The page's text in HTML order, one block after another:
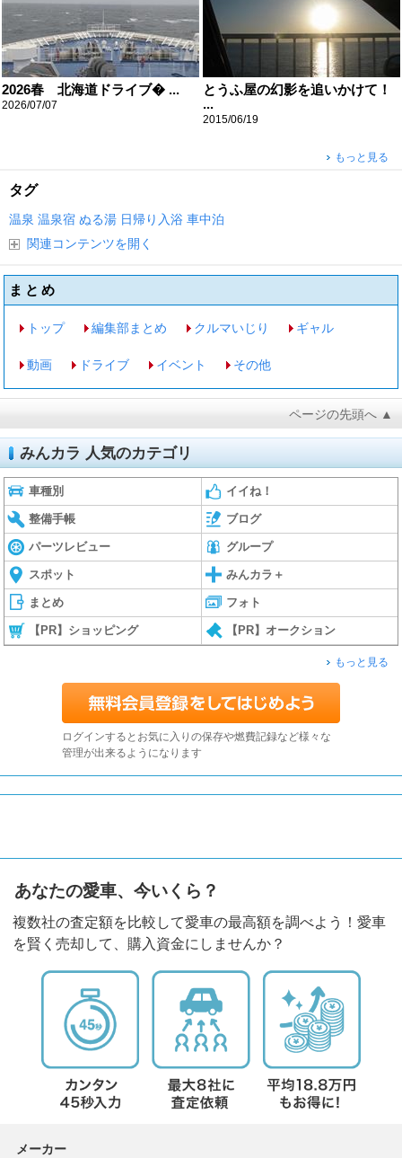
2026春 北海道ドライブ� ...
2026/07/07
とうふ屋の幻影を追いかけて！
...
2015/06/19
もっと見る
タグ
温泉 温泉宿 ぬる湯 日帰り入浴 車中泊
関連コンテンツを開く
まとめ
トップ 編集部まとめ クルマいじり ギャル
動画 ドライブ イベント その他
ページの先頭へ ▲
みんカラ 人気のカテゴリ
車種別 イイね！
整備手帳 ブログ
パーツレビュー グループ
スポット みんカラ＋
まとめ フォト
【PR】ショッピング 【PR】オークション
もっと見る
ログインするとお気に入りの保存や燃費記録など様々な
管理が出来るようになります
あなたの愛車、今いくら？
複数社の査定額を比較して愛車の最高額を調べよう！愛車
を賢く売却して、購入資金にしませんか？
メーカー